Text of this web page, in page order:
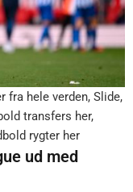
fra hele verden, Slide,
transfers her,
rygter her
ud med